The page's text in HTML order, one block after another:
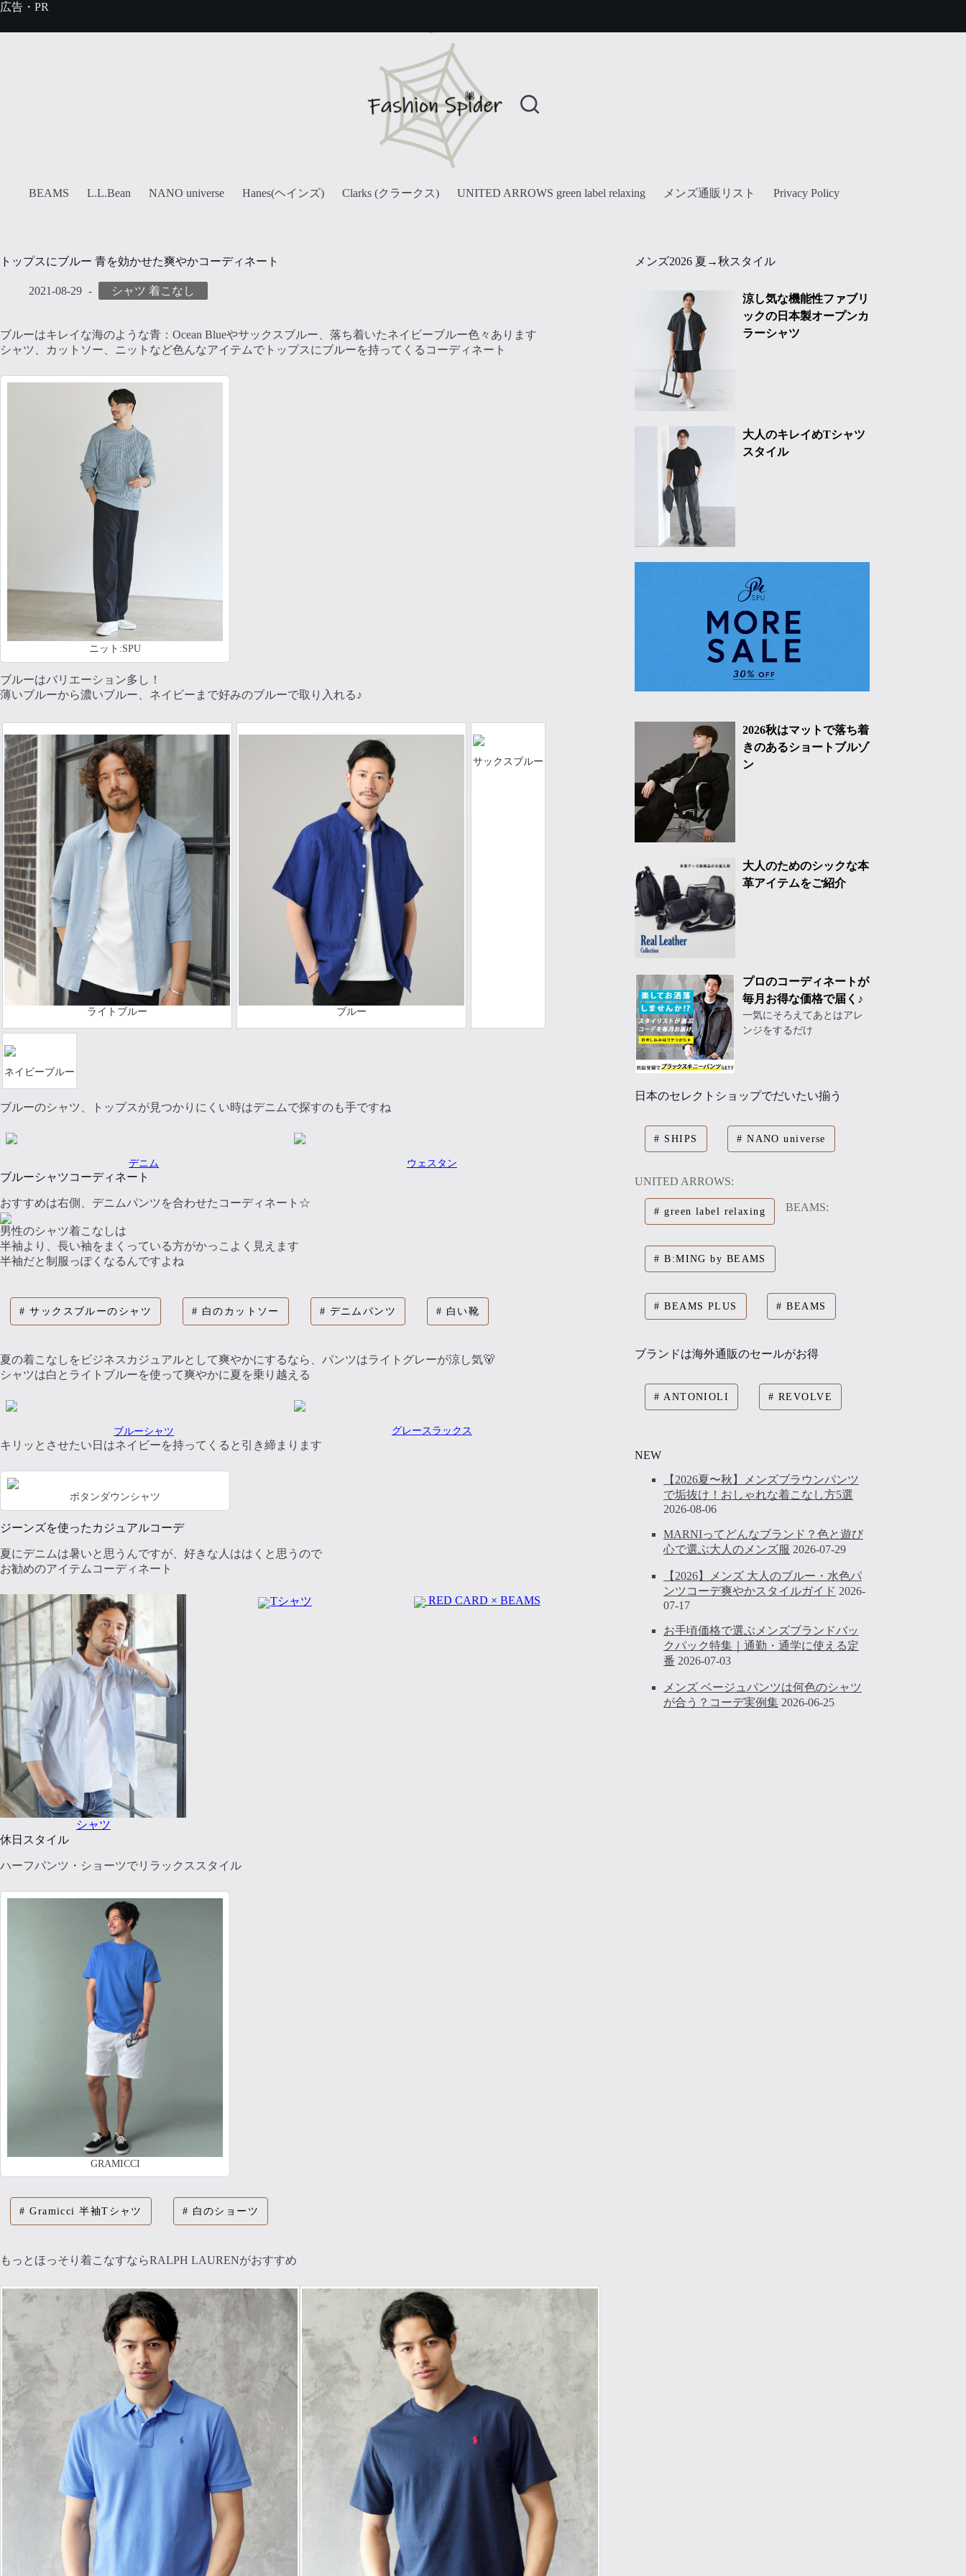
コ
テ
広告・PR
BEAMS L.L.Bean NANO universe Hanes(ヘインズ) Clarks (クラークス) UNITED ARROWS green label relaxing メンズ通販リスト Privacy Policy
トップスにブルー 青を効かせた爽やかコーディネート
2021-08-29 シャツ 着こなし
ブルーはキレイな海のような青：Ocean Blueやサックスブルー、落ち着いたネイビーブルー色々あります
シャツ、カットソー、ニットなど色んなアイテムでトップスにブルーを持ってくるコーディネート
ニット:SPU
ブルーはバリエーション多し！
薄いブルーから濃いブルー、ネイビーまで好みのブルーで取り入れる♪
ライトブルー ブルー
サックスブルー
ネイビーブルー
ブルーのシャツ、トップスが見つかりにくい時はデニムで探すのも手ですね
デニム ウェスタン
ブルーシャツコーディネート
おすすめは右側、デニムパンツを合わせたコーディネート☆
男性のシャツ着こなしは
半袖より、長い袖をまくっている方がかっこよく見えます
半袖だと制服っぽくなるんですよね
サックスブルーのシャツ 白のカットソー デニムパンツ 白い靴
夏の着こなしをビジネスカジュアルとして爽やかにするなら、パンツはライトグレーが涼し気🐻
シャツは白とライトブルーを使って爽やかに夏を乗り越える
ブルーシャツ グレースラックス
キリッとさせたい日はネイビーを持ってくると引き締まります
ボタンダウンシャツ
ジーンズを使ったカジュアルコーデ
夏にデニムは暑いと思うんですが、好きな人ははくと思うので
お勧めのアイテムコーディネート
シャツ
Tシャツ RED CARD × BEAMS
休日スタイル
ハーフパンツ・ショーツでリラックススタイル
GRAMICCI
Gramicci 半袖Tシャツ 白のショーツ
もっとほっそり着こなすならRALPH LAURENがおすすめ
メンズ2026 夏→秋スタイル
涼し気な機能性ファブリ
ックの日本製オープンカ
ラーシャツ
大人のキレイめTシャツ
スタイル
2026秋はマットで落ち着
きのあるショートブルゾ
ン
大人のためのシックな本
革アイテムをご紹介
プロのコーディネートが
毎月お得な価格で届く♪
一気にそろえてあとはアレ
ンジをするだけ
日本のセレクトショップでだいたい揃う
SHIPS NANO universe
UNITED ARROWS:
green label relaxing BEAMS:
B:MING by BEAMS
BEAMS PLUS BEAMS
ブランドは海外通販のセールがお得
ANTONIOLI REVOLVE
NEW
【2026夏〜秋】メンズブラウンパンツ
で垢抜け！おしゃれな着こなし方5選
2026-08-06
MARNIってどんなブランド？色と遊び
心で選ぶ大人のメンズ服 2026-07-29
【2026】メンズ 大人のブルー・水色パ
ンツコーデ爽やかスタイルガイド 2026-
07-17
お手頃価格で選ぶメンズブランドバッ
クパック特集｜通勤・通学に使える定
番 2026-07-03
メンズ ベージュパンツは何色のシャツ
が合う？コーデ実例集 2026-06-25